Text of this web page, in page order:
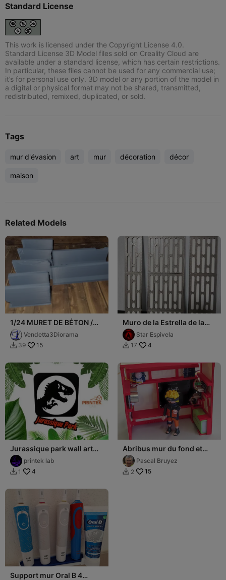
Standard License
This work is licensed under the Copyright License 4.0.
Standard License 3D Model files sold on Creality Cloud are
available under a standard license, which has certain restrictions.
In particular, these files cannot be used for any commercial use;
it’s for personal use only. 3D model or any portion of the model in
a digital or physical format may not be shared, transmitted,
redistributed, remixed, duplicated, or sold.
Tags
mur d'évasion art mur décoration décor
maison
Related Models
1/24 MURET DE BÉTON /
CONCRETE WALL
Vendetta3Diorama
 39 15
Muro de la Estrella de la
Muerte V1
Star Espivela
 17 4
Jurassique park wall art
(no CFS)printek lab
 1 4
Abribus mur du fond et
plafondPascal Bruyez
 2 15
Support mur Oral B 4